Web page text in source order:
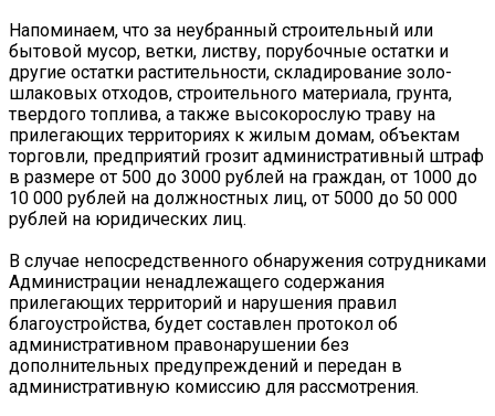
Напоминаем, что за неубранный строительный или
бытовой мусор, ветки, листву, порубочные остатки и
другие остатки растительности, складирование золо-
шлаковых отходов, строительного материала, грунта,
твердого топлива, а также высокорослую траву на
прилегающих территориях к жилым домам, объектам
торговли, предприятий грозит административный штраф
в размере от 500 до 3000 рублей на граждан, от 1000 до
10 000 рублей на должностных лиц, от 5000 до 50 000
рублей на юридических лиц.
В случае непосредственного обнаружения сотрудниками
Администрации ненадлежащего содержания
прилегающих территорий и нарушения правил
благоустройства, будет составлен протокол об
административном правонарушении без
дополнительных предупреждений и передан в
административную комиссию для рассмотрения.